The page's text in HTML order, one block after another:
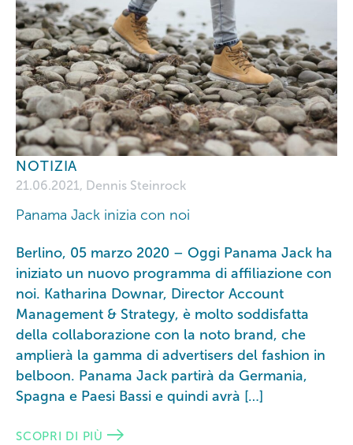
NOTIZIA
21.06.2021, Dennis Steinrock
Panama Jack inizia con noi
Berlino, 05 marzo 2020 – Oggi Panama Jack ha
iniziato un nuovo programma di affiliazione con
noi. Katharina Downar, Director Account
Management & Strategy, è molto soddisfatta
della collaborazione con la noto brand, che
amplierà la gamma di advertisers del fashion in
belboon. Panama Jack partirà da Germania,
Spagna e Paesi Bassi e quindi avrà […]
SCOPRI DI PIÙ